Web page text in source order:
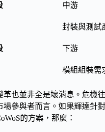
中游
封裝與測試
下游
模組組裝需
革也並非全是壞消息。危機
場參與者而言。如果輝達針
的方案，那麼：